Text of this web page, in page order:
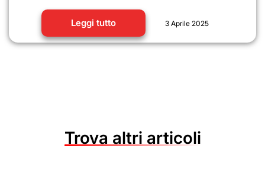
Leggi tutto 3 Aprile 2025
Trova altri articoli